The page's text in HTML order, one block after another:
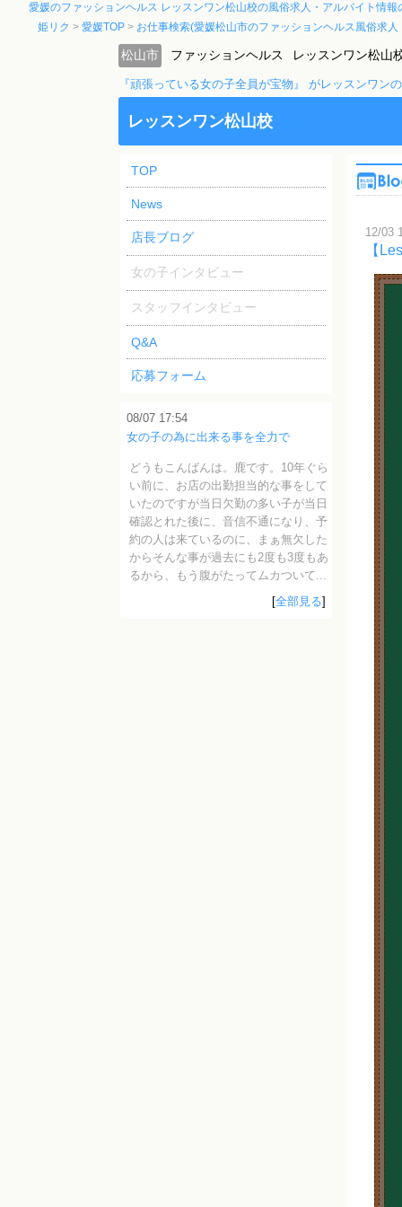
愛媛のファッションヘルス レッスンワン松山校の風俗求人・アルバイト情報
姫リク
愛媛TOP お仕事検索(愛媛松山市のファッションヘルス風俗求
松山市 ファッションヘルス レッスンワン松山
『頑張っている女の子全員が宝物』 がレッスンワンの
レッスンワン松山校
TOP
News
店長ブログ
女の子インタビュー
スタッフインタビュー
Q&A
応募フォーム
08/07 17:54
女の子の為に出来る事を全力で
どうもこんばんは。鹿です。10年ぐら
い前に、お店の出勤担当的な事をして
いたのですが当日欠勤の多い子が当日
確認とれた後に、音信不通になり、予
約の人は来ているのに、まぁ無欠した
からそんな事が過去にも2度も3度もあ
るから、もう腹がたってムカついて...
[全部見る]
12/03
【